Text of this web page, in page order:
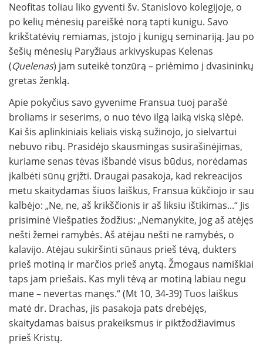
Neofitas toliau liko gyventi šv. Stanislovo kolegijoje, o
po kelių mėnesių pareiškė norą tapti kunigu. Savo
krikštatėvių remiamas, įstojo į kunigų seminariją. Jau po
šešių mėnesių Paryžiaus arkivyskupas Kelenas
(Quelenas) jam suteikė tonzūrą – priėmimo į dvasininkų
gretas ženklą.
Apie pokyčius savo gyvenime Fransua tuoj parašė
broliams ir seserims, o nuo tėvo ilgą laiką viską slėpė.
Kai šis aplinkiniais keliais viską sužinojo, jo sielvartui
nebuvo ribų. Prasidėjo skausmingas susirašinėjimas,
kuriame senas tėvas išbandė visus būdus, norėdamas
įkalbėti sūnų grįžti. Draugai pasakoja, kad rekreacijos
metu skaitydamas šiuos laiškus, Fransua kūkčiojo ir sau
kalbėjo: „Ne, ne, aš krikščionis ir aš liksiu ištikimas...“ Jis
prisiminė Viešpaties žodžius: „Nemanykite, jog aš atėjęs
nešti žemei ramybės. Aš atėjau nešti ne ramybės, o
kalavijo. Atėjau sukiršinti sūnaus prieš tėvą, dukters
prieš motiną ir marčios prieš anytą. Žmogaus namiškiai
taps jam priešais. Kas myli tėvą ar motiną labiau negu
mane – nevertas manęs.“ (Mt 10, 34-39) Tuos laiškus
matė dr. Drachas, jis pasakoja pats drebėjęs,
skaitydamas baisus prakeiksmus ir piktžodžiavimus
prieš Kristų.